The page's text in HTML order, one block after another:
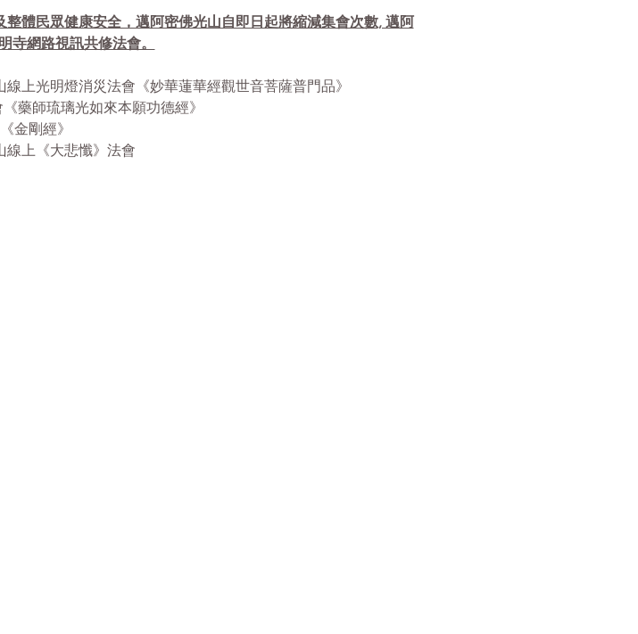
整體民眾健康安全，邁阿密佛光山自即日起將縮減集會次數, 邁阿
寺網路視訊共修法會。
上光明燈消災法會《妙華蓮華經觀世音菩薩普門品》
藥師琉璃光如來本願功德經》
金剛經》
線上《大悲懺》法會